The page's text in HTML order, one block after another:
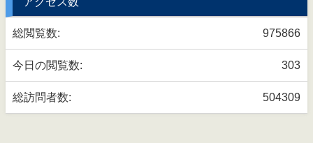
975866
総閲覧数:
303
今日の閲覧数:
504309
総訪問者数: